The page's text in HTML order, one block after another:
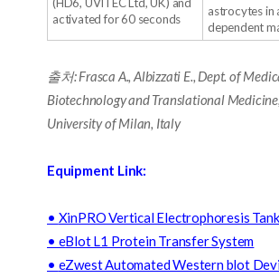
activated for 60 seconds
astrocytes in
dependent
출처: Frasca A., Albizzati E., Dept. of
Biotechnology and Translational Medicine,
University of Milan, Italy
Equipment Link:
• XinPRO Vertical Electrophoresis Tank
• eBlot L1 Protein Transfer System
• eZwest Automated Western blot